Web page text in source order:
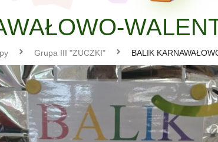
Grupa III "ŻUCZKI" BALIK